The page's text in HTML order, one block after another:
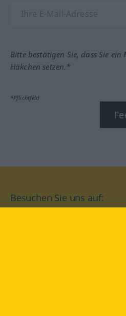
Bitte bestätigen Sie, dass Sie ein
Häkchen setzen.*
*Pflichtfeld
Besuchen Sie uns auf: